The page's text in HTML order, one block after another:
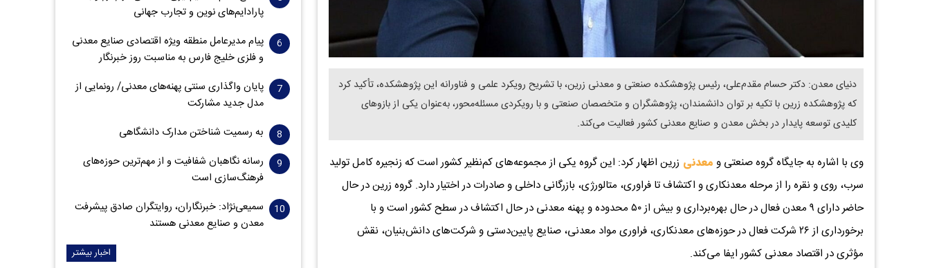
دنیای معدن: دکتر حسام مقدم‌علی، رئیس پژوهشکده صنعتی و معدنی زرین، با تشریح رویکرد علمی و فناورانه این پژوهشکده، تأکید کرد
که پژوهشکده زرین با تکیه بر توان دانشمندان، پژوهشگران و متخصصان صنعتی و با رویکردی مسئله‌محور، به‌عنوان یکی از بازوهای
کلیدی توسعه پایدار در بخش معدن و صنایع معدنی کشور فعالیت می‌کند.
وی با اشاره به جایگاه گروه صنعتی و معدنی زرین اظهار کرد: این گروه یکی از مجموعه‌های کم‌نظیر کشور است که زنجیره کامل تولید
سرب، روی و نقره را از مرحله معدنکاری و اکتشاف تا فراوری، متالورژی، بازرگانی داخلی و صادرات در اختیار دارد. گروه زرین در حال
حاضر دارای ۹ معدن فعال در حال بهره‌برداری و بیش از ۵۰ محدوده و پهنه معدنی در حال اکتشاف در سطح کشور است و با
برخورداری از ۲۶ شرکت فعال در حوزه‌های معدنکاری، فراوری مواد معدنی، صنایع پایین‌دستی و شرکت‌های دانش‌بنیان، نقش
مؤثری در اقتصاد معدنی کشور ایفا می‌کند.
پارادایم‌های نوین و تجارب جهانی
پیام مدیرعامل منطقه ویژه اقتصادی صنایع معدنی
و فلزی خلیج فارس به مناسبت روز خبرنگار‌
پایان واگذاری‌ سنتی پهنه‌های معدنی/ رونمایی از
مدل جدید مشارکت
به رسمیت شناختن مدارک دانشگاهی
رسانه نگاهبان شفافیت و از مهم‌ترین حوزه‌های
فرهنگ‌سازی است
سمیعی‌نژاد: خبرنگاران، روایتگران صادق پیشرفت
معدن و صنایع معدنی هستند
اخبار بیشتر